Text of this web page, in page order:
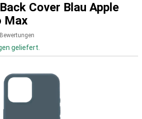
Cover Blau Apple
Max
geliefert.